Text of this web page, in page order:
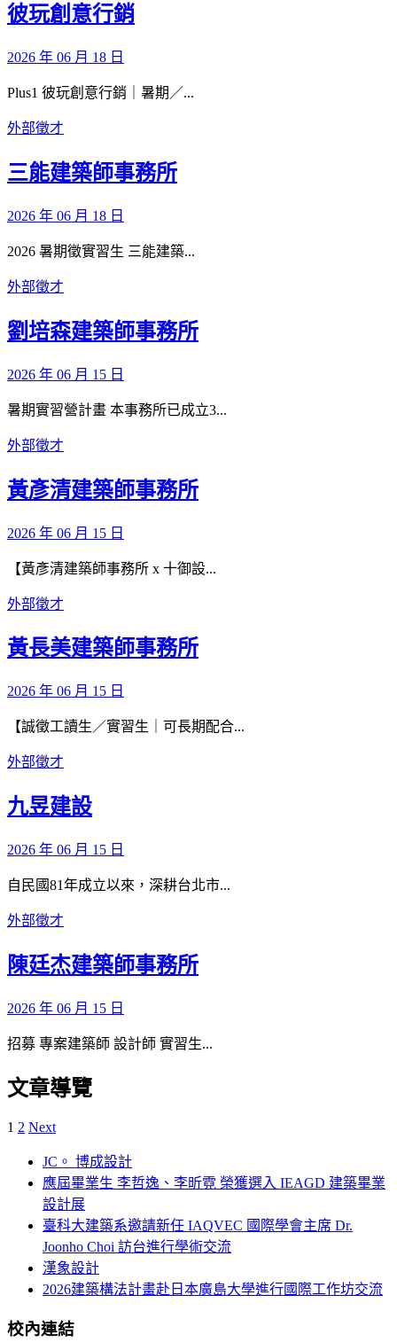
彼玩創意行銷
2026 年 06 月 18 日
Plus1 彼玩創意行銷｜暑期／...
外部徵才
三能建築師事務所
2026 年 06 月 18 日
2026 暑期徵實習生 三能建築...
外部徵才
劉培森建築師事務所
2026 年 06 月 15 日
暑期實習營計畫 本事務所已成立3...
外部徵才
黃彥清建築師事務所
2026 年 06 月 15 日
【黃彥清建築師事務所 x 十御設...
外部徵才
黃長美建築師事務所
2026 年 06 月 15 日
【誠徵工讀生／實習生｜可長期配合...
外部徵才
九昱建設
2026 年 06 月 15 日
自民國81年成立以來，深耕台北市...
外部徵才
陳廷杰建築師事務所
2026 年 06 月 15 日
招募 專案建築師 設計師 實習生...
文章導覽
1 2 Next
JC。 博成設計
應屆畢業生 李哲逸、李昕霓 榮獲選入 IEAGD 建築畢業
設計展
臺科大建築系邀請新任 IAQVEC 國際學會主席 Dr.
Joonho Choi 訪台進行學術交流
漢象設計
2026建築構法計畫赴日本廣島大學進行國際工作坊交流
校內連結